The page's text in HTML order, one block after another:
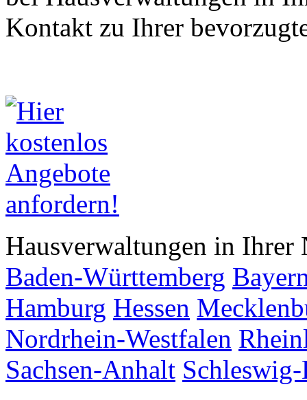
Kontakt zu Ihrer
Hausverwaltungen in Ihrer
Baden-Württemberg
Hamburg Hessen
Nordrhein-Westfalen
Sachsen-Anhalt